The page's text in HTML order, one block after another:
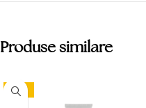
Produse similare
-15%